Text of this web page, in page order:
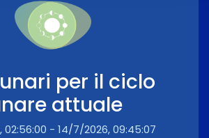
per il ciclo
attuale
02:56:00 - 14/7/2026, 09:45:07